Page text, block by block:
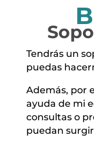
Tendrás un
puedas
Además, por
ayuda de mi
consultas o
puedan